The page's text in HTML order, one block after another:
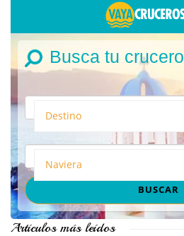
Busca tu crucero
Destino
Naviera
Artículos más leídos